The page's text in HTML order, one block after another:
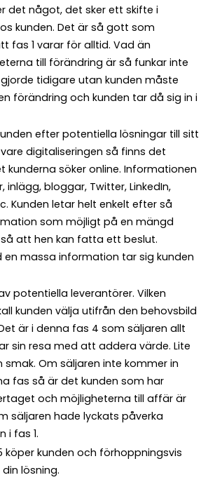
det något, det sker ett skifte i
kunden. Det är så gott som
fas 1 varar för alltid. Vad än
till förändring är så funkar inte
tidigare utan kunden måste
förändring och kunden tar då sig in i
efter potentiella lösningar till sitt
digitaliseringen så finns det
kunderna söker online. Informationen
inlägg, bloggar, Twitter, LinkedIn,
Kunden letar helt enkelt efter så
som möjligt på en mängd
att hen kan fatta ett beslut.
en massa information tar sig kunden
potentiella leverantörer. Vilken
kunden välja utifrån den behovsbild
är i denna fas 4 som säljaren allt
sin resa med att addera värde. Lite
smak. Om säljaren inte kommer in
fas så är det kunden som har
och möjligheterna till affär är
säljaren hade lyckats påverka
i fas 1.
köper kunden och förhoppningsvis
lösning.